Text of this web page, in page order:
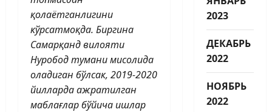
қолаётганлигини
кўрсатмоқда. Биргина
Самарқанд вилояти
Нуробод тумани мисолида
оладиган бўлсак, 2019-2020
йилларда ажратилган
маблағлар бўйича ишлар
2023
ДЕКАБРЬ
2022
НОЯБРЬ
2022